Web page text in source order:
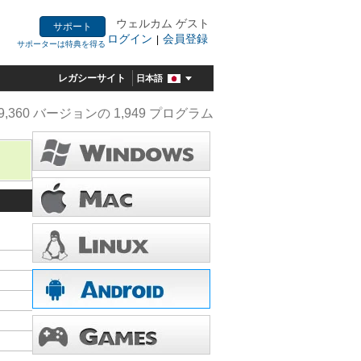
サポート
サポーターは特典を得る
ウェルカム ゲスト
ログイン | 会員登録
レガシーサイト 日本語
バージョンの 1,949 プログラム